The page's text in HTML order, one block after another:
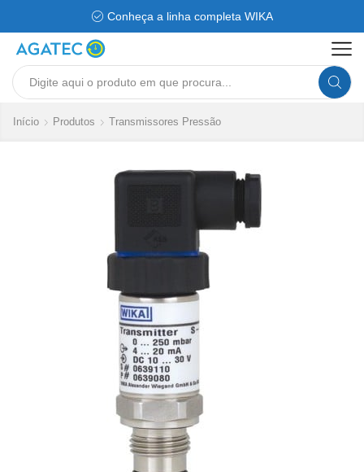
Conheça a linha completa WIKA
Search
Início Produtos Transmissores Pressão